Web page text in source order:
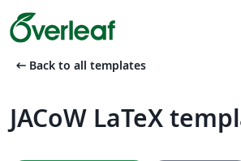
arrow_left_alt Back to all templates
JACoW LaTeX